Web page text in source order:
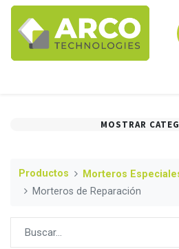
MOSTRAR
Productos
Morteros
Morteros de Reparación